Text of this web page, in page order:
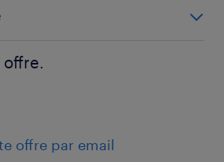
offre par email